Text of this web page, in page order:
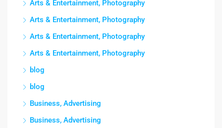
Arts & Entertainment, Photography
Arts & Entertainment, Photography
Arts & Entertainment, Photography
Arts & Entertainment, Photography
blog
blog
Business, Advertising
Business, Advertising